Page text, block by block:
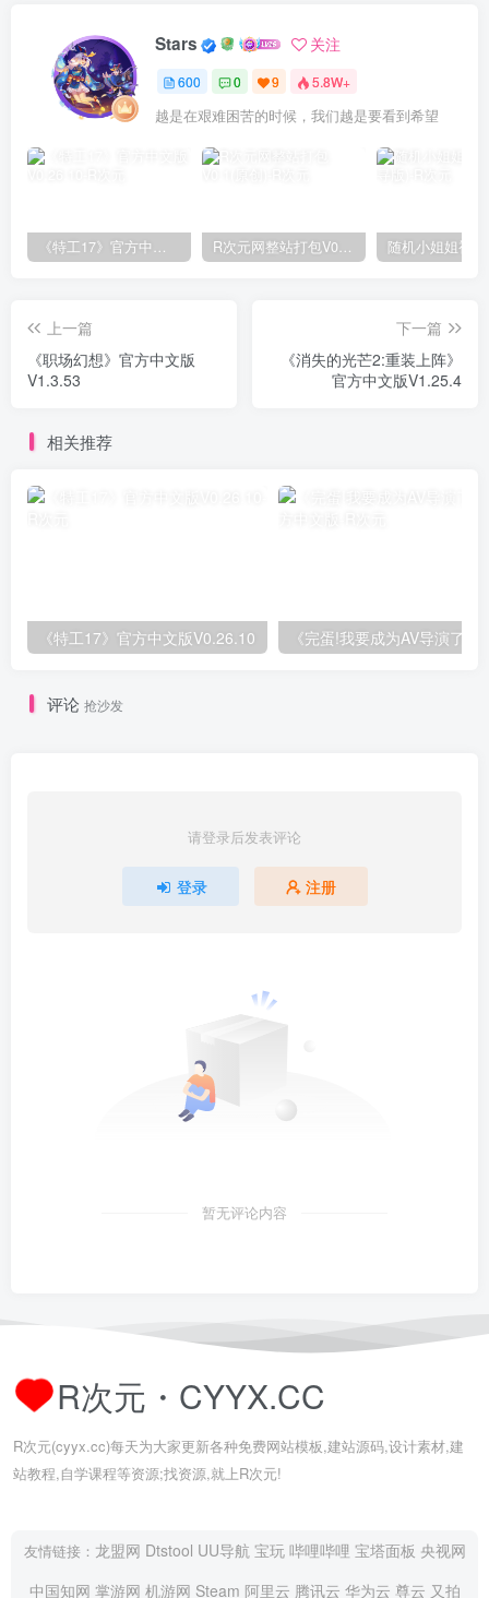
Stars 关注
600 0 9 5.8W+
越是在艰难困苦的时候，我们越是要看到希望
《特工17》官方中文版V0.26.10 R次元网整站打包V0.1(原创)
上一篇
《职场幻想》官方中文版
V1.3.53
下一篇
《消失的光芒2:重装上阵》
官方中文版V1.25.4
相关推荐
《特工17》官方中文版V0.26.10
评论 抢沙发
请登录后发表评论
登录 注册
暂无评论内容
R次元・CYYX.CC
R次元(cyyx.cc)每天为大家更新各种免费网站模板,建站源码,设计素材,建
站教程,自学课程等资源;找资源,就上R次元!
友情链接： 龙盟网 Dtstool UU导航 宝玩 哔哩哔哩 宝塔面板 央视网
中国知网 掌游网 机游网 Steam 阿里云 腾讯云 华为云 尊云 又拍